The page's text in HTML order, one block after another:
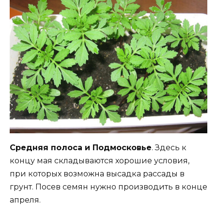
Средняя полоса и Подмосковье. Здесь к
концу мая складываются хорошие условия,
при которых возможна высадка рассады в
грунт. Посев семян нужно производить в конце
апреля.